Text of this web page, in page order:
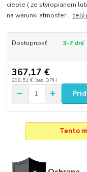
ciepłe ( ze styropianem
na warunki atmosfer... celý
Dostupnosť 3-7 dní
367,17 €
298,51 € bez DPH
Tento